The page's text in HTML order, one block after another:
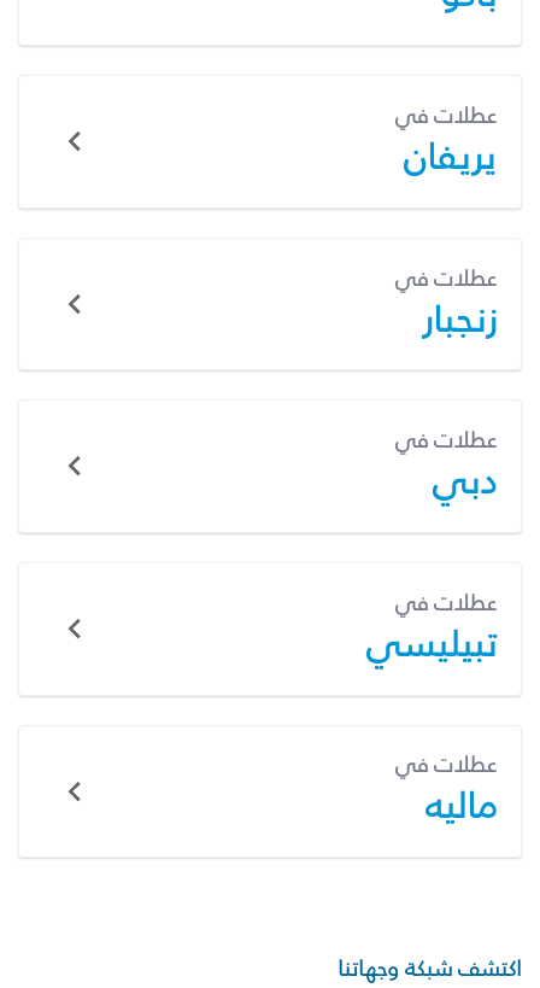
عطلات في
يريفان
عطلات في
زنجبار
عطلات في
دبي
عطلات في
تبيليسي
عطلات في
ماليه
اكتشف شبكة وجهاتنا